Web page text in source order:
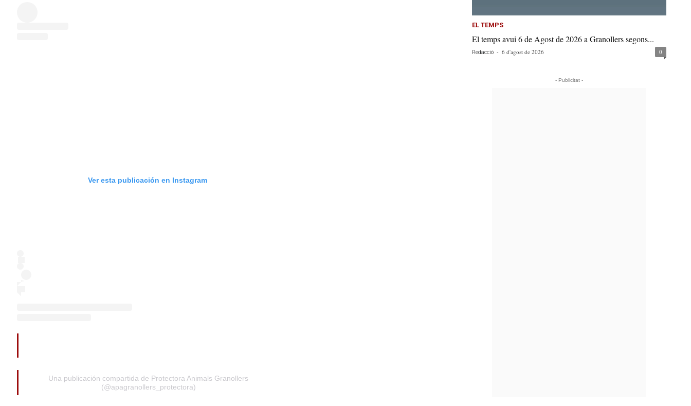
Ver esta publicación en Instagram
Una publicación compartida de Protectora Animals Granollers
(@apagranollers_protectora)
EL TEMPS
El temps avui 6 de Agost de 2026 a Granollers segons...
Redacció - 6 d'agost de 2026 0
- Publicitat -